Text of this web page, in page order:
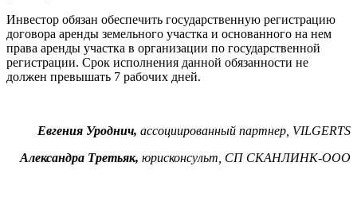
Инвестор обязан обеспечить государственную регистрацию
договора аренды земельного участка и основанного на нем
права аренды участка в организации по государственной
регистрации. Срок исполнения данной обязанности не
должен превышать 7 рабочих дней.
Евгения Уроднич, ассоциированный партнер, VILGERTS
Александра Третьяк, юрисконсульт, СП СКАНЛИНК-ООО